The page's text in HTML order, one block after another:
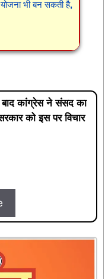
भी बन सकती है,
बाद कांग्रेस ने संसद का
को इस पर विचार